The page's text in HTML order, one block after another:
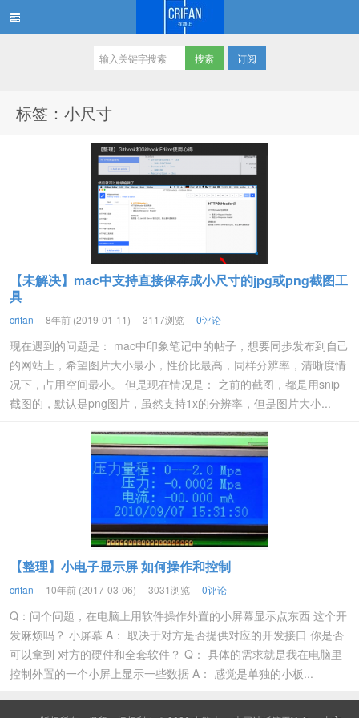
订阅
标签：小尺寸
【未解决】mac中支持直接保存成小尺寸的jpg或png截图工
具
crifan 8年前 (2019-01-11) 3117浏览 0评论
现在遇到的问题是： mac中印象笔记中的帖子，想要同步发布到自己
的网站上，希望图片大小最小，性价比最高，同样分辨率，清晰度情
况下，占用空间最小。 但是现在情况是： 之前的截图，都是用snip
截图的，默认是png图片，虽然支持1x的分辨率，但是图片大小...
【整理】小电子显示屏 如何操作和控制
crifan 10年前 (2017-03-06) 3031浏览 0评论
Q：问个问题，在电脑上用软件操作外置的小屏幕显示点东西 这个开
发麻烦吗？ 小屏幕 A： 取决于对方是否提供对应的开发接口 你是否
可以拿到 对方的硬件和全套软件？ Q： 具体的需求就是我在电脑里
控制外置的一个小屏上显示一些数据 A： 感觉是单独的小板...